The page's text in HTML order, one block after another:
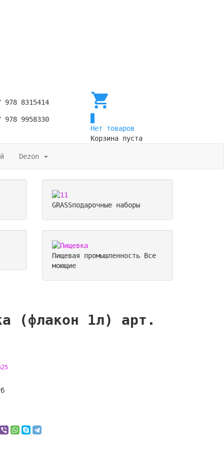
978 8315414
978 9958330
Нет товаров
Корзина пуста
Dezon
GRASSподарочные наборы
Пищевая промышленность Все
моющие
(флакон 1л) арт.